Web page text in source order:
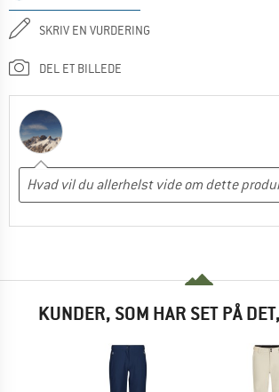
SKRIV EN VURDERING
DEL ET BILLEDE
KUNDER, SOM HAR SET PÅ